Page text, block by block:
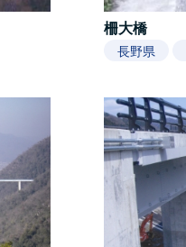
柵大橋
長野県